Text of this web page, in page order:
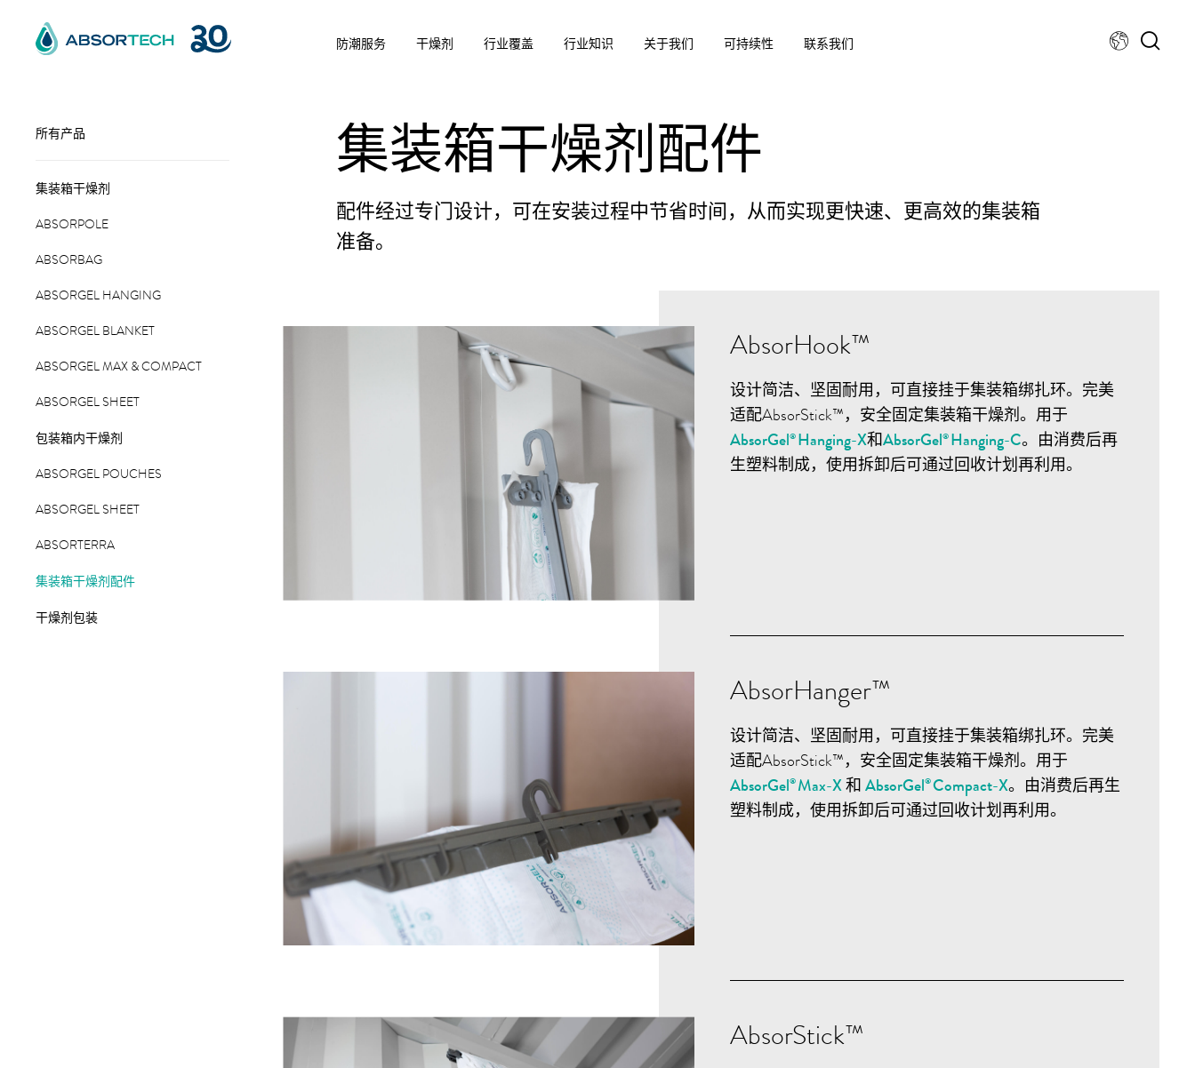
content
防潮服务 干燥剂 行业覆盖 行业知识 关于我们 可持续性 联系我们
所有产品
集装箱干燥剂
ABSORPOLE
ABSORBAG
ABSORGEL HANGING
ABSORGEL BLANKET
ABSORGEL MAX & COMPACT
ABSORGEL SHEET
包装箱内干燥剂
ABSORGEL POUCHES
ABSORGEL SHEET
ABSORTERRA
集装箱干燥剂配件
干燥剂包装
集装箱干燥剂配件
配件经过专门设计，可在安装过程中节省时间，从而实现更快速、更高效的集装箱
准备。
AbsorHook™
设计简洁、坚固耐用，可直接挂于集装箱绑扎环。完美
适配AbsorStick™，安全固定集装箱干燥剂。用于
AbsorGel® Hanging-X和AbsorGel® Hanging-C。由消费后再
生塑料制成，使用拆卸后可通过回收计划再利用。
AbsorHanger™
设计简洁、坚固耐用，可直接挂于集装箱绑扎环。完美
适配AbsorStick™，安全固定集装箱干燥剂。用于
AbsorGel® Max-X和AbsorGel®Compact-X。由消费后再生
塑料制成，使用拆卸后可通过回收计划再利用。
AbsorStick™